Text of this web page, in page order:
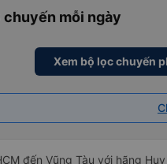
chuyến mỗi ngày
Xem bộ lọc chuyến
đến Vũng Tàu với hãng Huy